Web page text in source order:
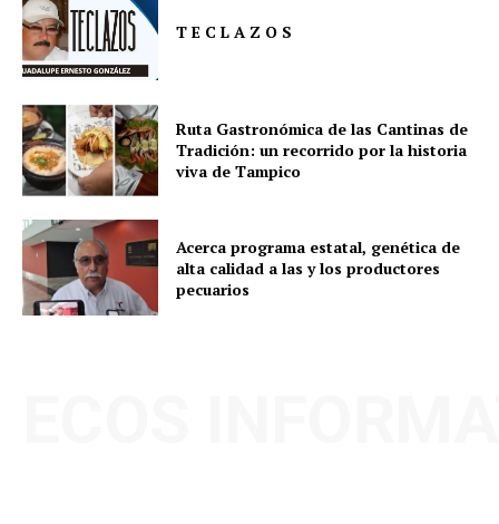
T E C L A Z O S
Ruta Gastronómica de las Cantinas de
Tradición: un recorrido por la historia
viva de Tampico
Acerca programa estatal, genética de
alta calidad a las y los productores
pecuarios